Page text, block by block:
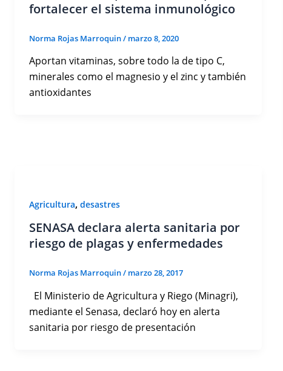
fortalecer el sistema inmunológico
Norma Rojas Marroquin/ marzo 8, 2020
Aportan vitaminas, sobre todo la de tipo C,
minerales como el magnesio y el zinc y también
antioxidantes
Agricultura, desastres
SENASA declara alerta sanitaria por
riesgo de plagas y enfermedades
Norma Rojas Marroquin/ marzo 28, 2017
El Ministerio de Agricultura y Riego (Minagri),
mediante el Senasa, declaró hoy en alerta
sanitaria por riesgo de presentación